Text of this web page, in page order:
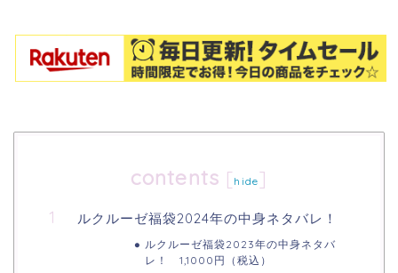
contents [ hide]
ルクルーゼ福袋2024年の中身ネタバレ！
ルクルーゼ福袋2023年の中身ネタバ
レ！ 1,1000円（税込）